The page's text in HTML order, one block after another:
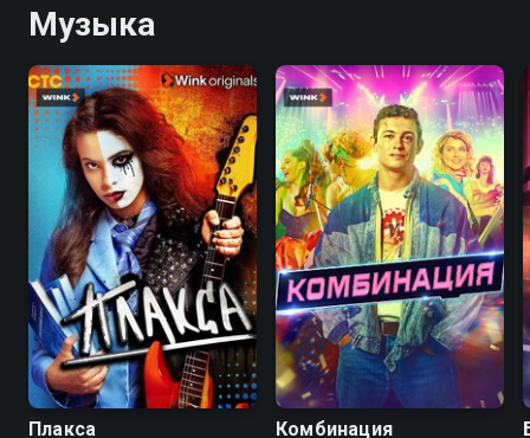
Музыка
7.7
Плакса
7.6
Комбинация